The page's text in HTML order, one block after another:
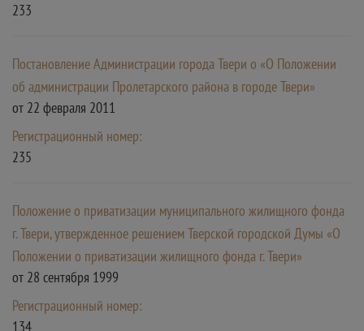
233
Постановление Администрации города Твери о «О Положении
об администрации Пролетарского района в городе Твери»
от 22 февраля 2011
Регистрационный номер:
235
Положение о приватизации муниципального жилищного фонда
г. Твери, утвержденное решением Тверской городской Думы «О
Положении о приватизации жилищного фонда г. Твери»
от 28 сентября 1999
Регистрационный номер:
134